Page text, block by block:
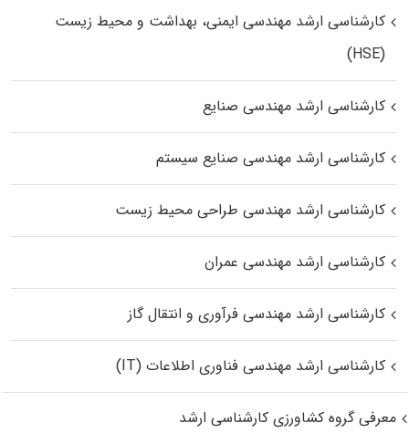
کارشناسی ارشد مهندسی ایمنی، بهداشت و محیط زیست
(HSE)
کارشناسی ارشد مهندسی صنایع
کارشناسی ارشد مهندسی صنایع سیستم
کارشناسی ارشد مهندسی طراحی محیط زیست
کارشناسی ارشد مهندسی عمران
کارشناسی ارشد مهندسی فرآوری و انتقال گاز
کارشناسی ارشد مهندسی فناوری اطلاعات (IT)
معرفی گروه کشاورزی کارشناسی ارشد